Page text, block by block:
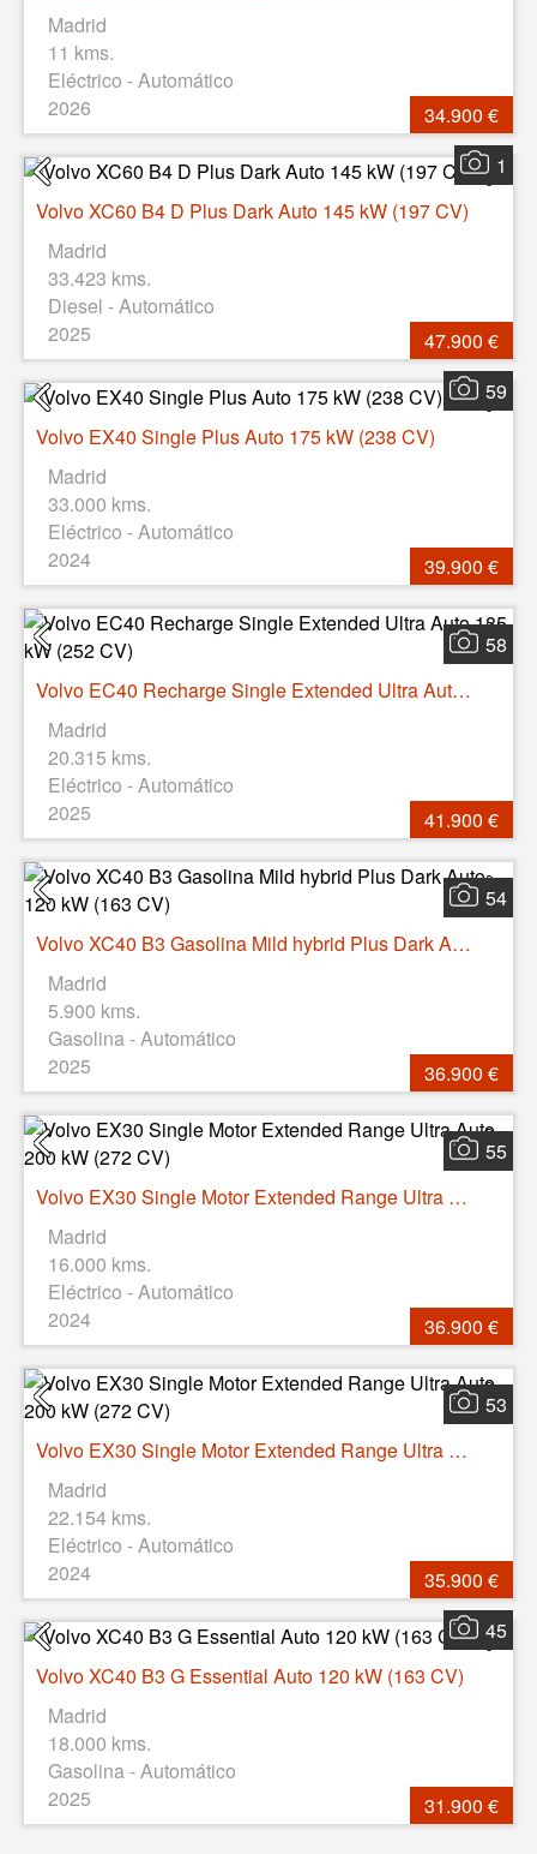
Madrid
11 kms.
Eléctrico - Automático
2026
34.900 €
1
Volvo XC60 B4 D Plus Dark Auto 145 kW (197 CV)
Madrid
33.423 kms.
Diesel - Automático
2025
47.900 €
59
Volvo EX40 Single Plus Auto 175 kW (238 CV)
Madrid
33.000 kms.
Eléctrico - Automático
2024
39.900 €
58
Volvo EC40 Recharge Single Extended Ultra Auto 185 kW (252 CV)
Madrid
20.315 kms.
Eléctrico - Automático
2025
41.900 €
54
Volvo XC40 B3 Gasolina Mild hybrid Plus Dark Auto 120 kW (163 CV)
Madrid
5.900 kms.
Gasolina - Automático
2025
36.900 €
55
Volvo EX30 Single Motor Extended Range Ultra Auto 200 kW (272 CV)
Madrid
16.000 kms.
Eléctrico - Automático
2024
36.900 €
53
Volvo EX30 Single Motor Extended Range Ultra Auto 200 kW (272 CV)
Madrid
22.154 kms.
Eléctrico - Automático
2024
35.900 €
45
Volvo XC40 B3 G Essential Auto 120 kW (163 CV)
Madrid
18.000 kms.
Gasolina - Automático
2025
31.900 €